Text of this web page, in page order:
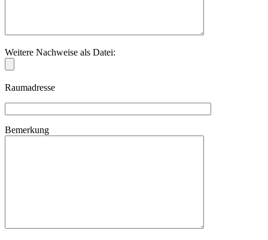
Weitere Nachweise als Datei:
Raumadresse
Bemerkung